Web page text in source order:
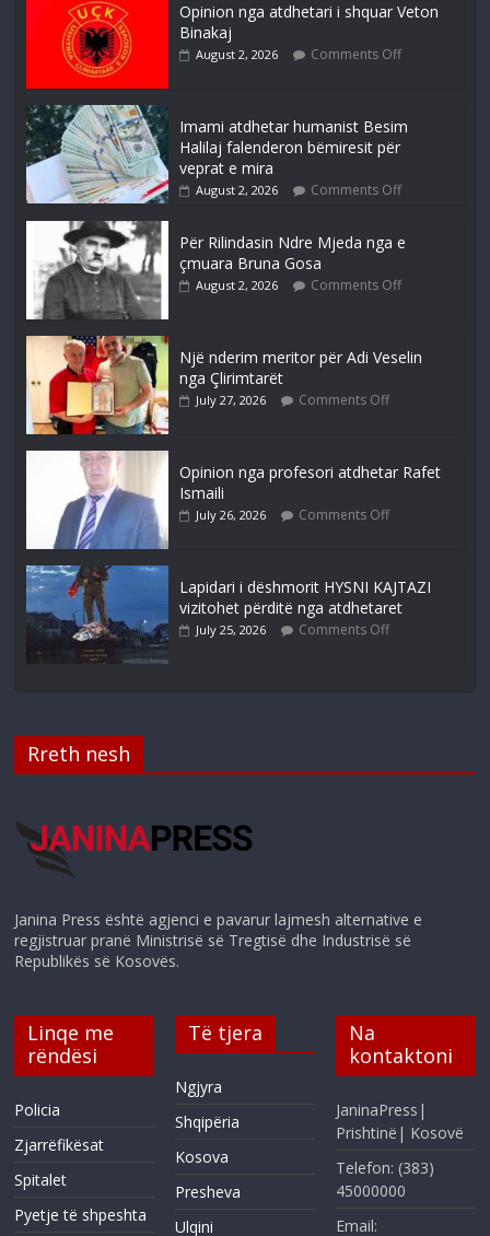
Opinion nga atdhetari i shquar Veton
Binakaj
August 2, 2026 Comments Off
Imami atdhetar humanist Besim
Halilaj falenderon bëmiresit për
veprat e mira
August 2, 2026 Comments Off
Për Rilindasin Ndre Mjeda nga e
çmuara Bruna Gosa
August 2, 2026 Comments Off
Një nderim meritor për Adi Veselin
nga Çlirimtarët
July 27, 2026 Comments Off
Opinion nga profesori atdhetar Rafet
Ismaili
July 26, 2026 Comments Off
Lapidari i dëshmorit HYSNI KAJTAZI
vizitohet përditë nga atdhetaret
July 25, 2026 Comments Off
Rreth nesh
Janina Press është agjenci e pavarur lajmesh alternative e
regjistruar pranë Ministrisë së Tregtisë dhe Industrisë së
Republikës së Kosovës.
Linqe me
rëndësi
Policia
Zjarrëfikësat
Spitalet
Pyetje të shpeshta
Të tjera
Ngjyra
Shqipëria
Kosova
Presheva
Ulqini
Na
kontaktoni
JaninaPress|
Prishtinë| Kosovë
Telefon: (383)
45000000
Email: